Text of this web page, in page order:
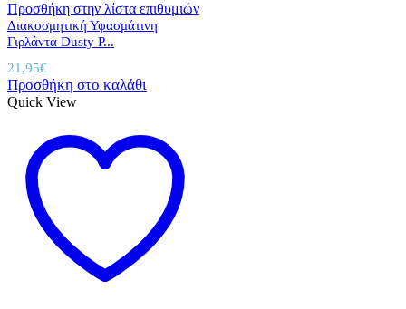
Προσθήκη στην λίστα επιθυμιών
Διακοσμητική Υφασμάτινη
Γιρλάντα Dusty P...
21,95€
Προσθήκη στο καλάθι
Quick View